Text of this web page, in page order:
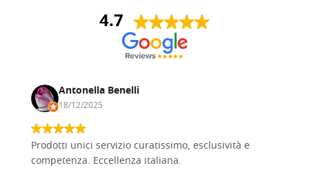
4.7
Antonella Benelli
18/12/2025
Prodotti unici servizio curatissimo, esclusività e
competenza. Eccellenza italiana.